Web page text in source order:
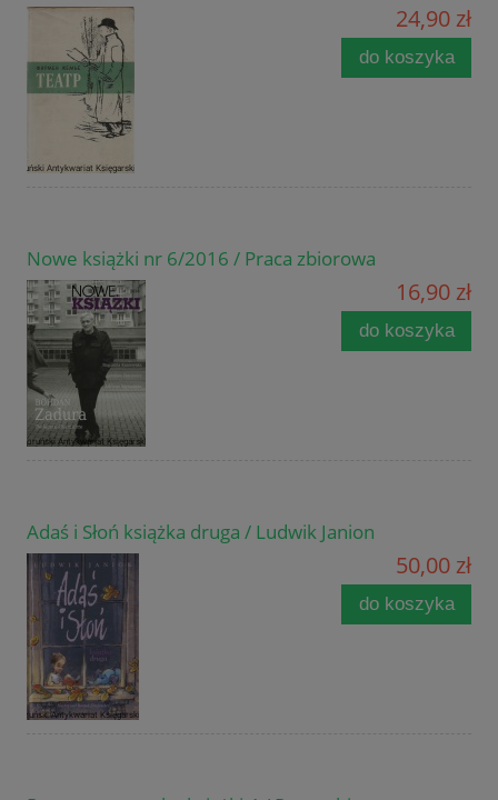
24,90 zł
do koszyka
Nowe książki nr 6/2016 / Praca zbiorowa
16,90 zł
do koszyka
Adaś i Słoń książka druga / Ludwik Janion
50,00 zł
do koszyka